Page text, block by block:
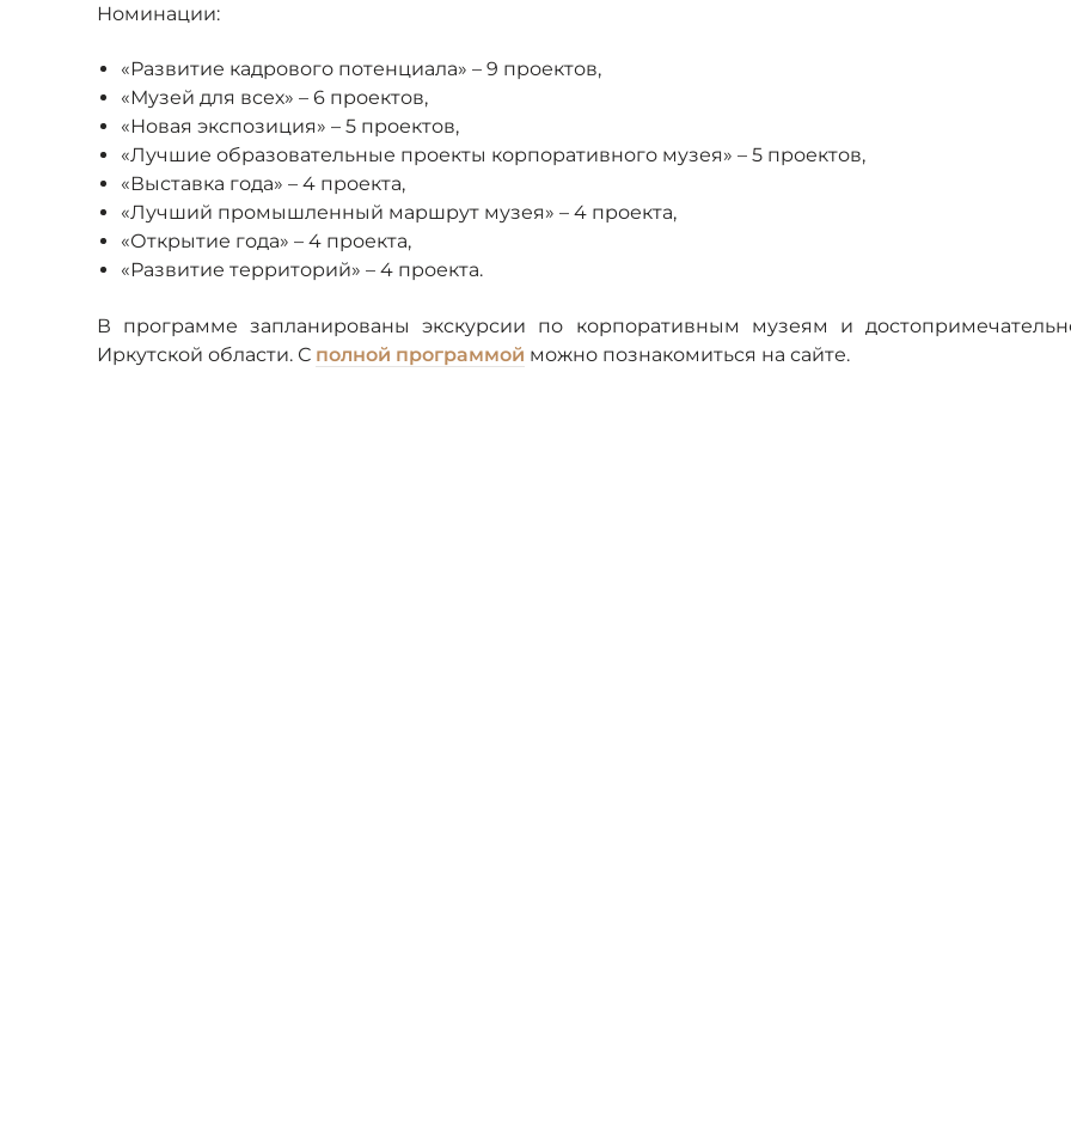
Номинации:
«Развитие кадрового потенциала» – 9 проектов,
«Музей для всех» – 6 проектов,
«Новая экспозиция» – 5 проектов,
«Лучшие образовательные проекты корпоративного музея» – 5 проектов,
«Выставка года» – 4 проекта,
«Лучший промышленный маршрут музея» – 4 проекта,
«Открытие года» – 4 проекта,
«Развитие территорий» – 4 проекта.
В программе запланированы экскурсии по корпоративным музеям и
Иркутской области. С полной программой можно познакомиться на сайте.